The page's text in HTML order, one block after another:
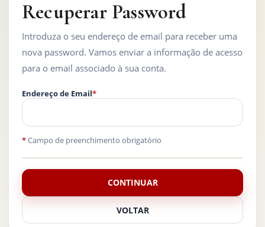
Recuperar Password
Introduza o seu endereço de email para receber uma
nova password. Vamos enviar a informação de acesso
para o email associado à sua conta.
Endereço de Email*
*Campo de preenchimento obrigatório
CONTINUAR
VOLTAR